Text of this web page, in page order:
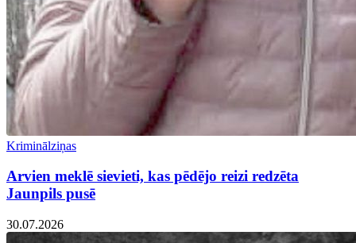
Kriminālziņas
Arvien meklē sievieti, kas pēdējo reizi redzēta
Jaunpils pusē
30.07.2026